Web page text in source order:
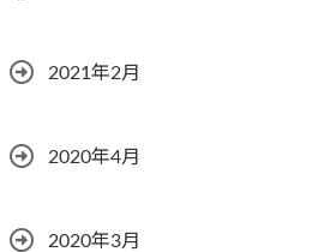
2021年2月
2020年4月
2020年3月